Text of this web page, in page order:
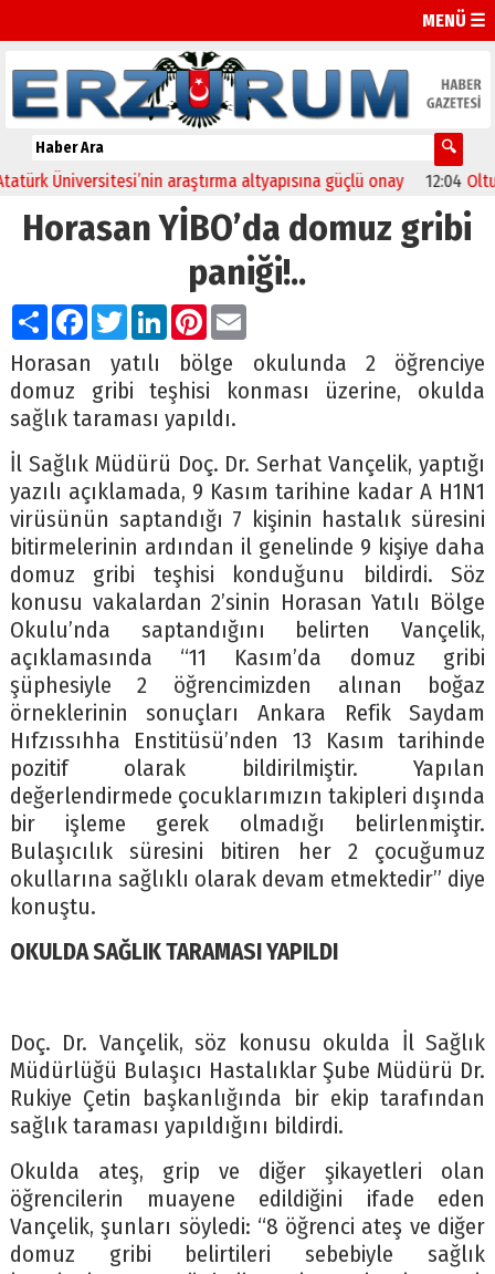
MENÜ ☰
Üniversitesi’nin araştırma altyapısına güçlü onay 12:04 Oltu’da
Horasan YİBO’da domuz gribi
paniği!..
PaylaşFacebook
TwitterLinkedIn
Pinterest
Email
Horasan yatılı bölge okulunda 2 öğrenciye
domuz gribi teşhisi konması üzerine, okulda
sağlık taraması yapıldı.
İl Sağlık Müdürü Doç. Dr. Serhat Vançelik, yaptığı
yazılı açıklamada, 9 Kasım tarihine kadar A H1N1
virüsünün saptandığı 7 kişinin hastalık süresini
bitirmelerinin ardından il genelinde 9 kişiye daha
domuz gribi teşhisi konduğunu bildirdi. Söz
konusu vakalardan 2’sinin Horasan Yatılı Bölge
Okulu’nda saptandığını belirten Vançelik,
açıklamasında “11 Kasım’da domuz gribi
şüphesiyle 2 öğrencimizden alınan boğaz
örneklerinin sonuçları Ankara Refik Saydam
Hıfzıssıhha Enstitüsü’nden 13 Kasım tarihinde
pozitif olarak bildirilmiştir. Yapılan
değerlendirmede çocuklarımızın takipleri dışında
bir işleme gerek olmadığı belirlenmiştir.
Bulaşıcılık süresini bitiren her 2 çocuğumuz
okullarına sağlıklı olarak devam etmektedir” diye
konuştu.
OKULDA SAĞLIK TARAMASI YAPILDI
Doç. Dr. Vançelik, söz konusu okulda İl Sağlık
Müdürlüğü Bulaşıcı Hastalıklar Şube Müdürü Dr.
Rukiye Çetin başkanlığında bir ekip tarafından
sağlık taraması yapıldığını bildirdi.
Okulda ateş, grip ve diğer şikayetleri olan
öğrencilerin muayene edildiğini ifade eden
Vançelik, şunları söyledi: “8 öğrenci ateş ve diğer
domuz gribi belirtileri sebebiyle sağlık